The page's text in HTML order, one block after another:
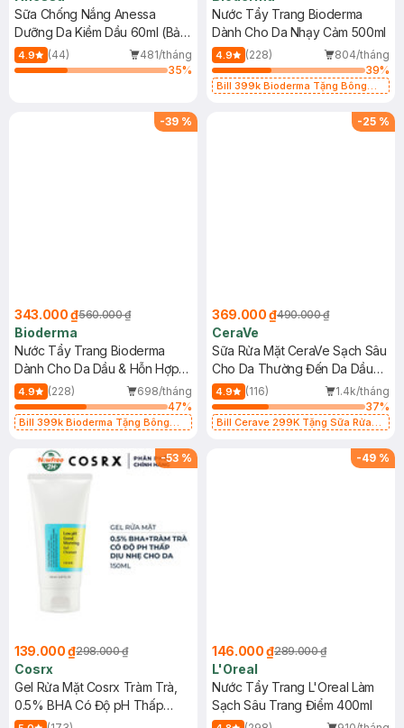
Sữa Chống Nắng Anessa
Dưỡng Da Kiềm Dầu 60ml (Bản
Mới)
4.9 (44)
481/tháng
35%
Nước Tẩy Trang Bioderma
Dành Cho Da Nhạy Cảm 500ml
4.9 (228)
804/tháng
39%
Bill 399k Bioderma Tặng Bông
-39 %
343.000 ₫560.000 ₫
Bioderma
Nước Tẩy Trang Bioderma
Dành Cho Da Dầu & Hỗn Hợp
500ml
4.9 (228)
698/tháng
47%
Bill 399k Bioderma Tặng Bông
-25 %
369.000 ₫490.000 ₫
CeraVe
Sữa Rửa Mặt CeraVe Sạch Sâu
Cho Da Thường Đến Da Dầu
473ml
4.9 (116)
1.4k/tháng
37%
Bill Cerave 299K Tặng Sữa Rửa
-53 %
139.000 ₫298.000 ₫
Cosrx
Gel Rửa Mặt Cosrx Tràm Trà,
0.5% BHA Có Độ pH Thấp
150ml
-49 %
146.000 ₫289.000 ₫
L'Oreal
Nước Tẩy Trang L'Oreal Làm
Sạch Sâu Trang Điểm 400ml